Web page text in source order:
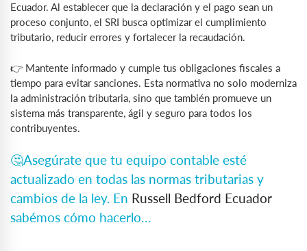
Ecuador. Al establecer que la declaración y el pago sean un
proceso conjunto, el SRI busca optimizar el cumplimiento
tributario, reducir errores y fortalecer la recaudación.
👉 Mantente informado y cumple tus obligaciones fiscales a
tiempo para evitar sanciones. Esta normativa no solo moderniza
la administración tributaria, sino que también promueve un
sistema más transparente, ágil y seguro para todos los
contribuyentes.
🤔Asegúrate que tu equipo contable esté
actualizado en todas las normas tributarias y
cambios de la ley. En Russell Bedford Ecuador
sabémos cómo hacerlo…